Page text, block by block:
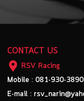
CONTACT US
RSV Racing
Mobile : 081-930-3890
E-mail :